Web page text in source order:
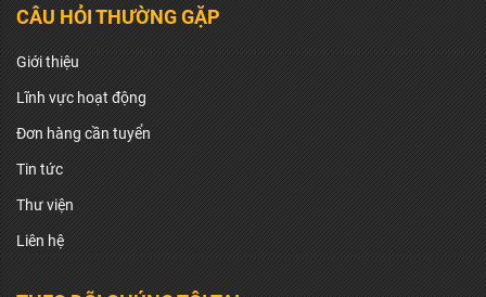
CÂU HỎI THƯỜNG GẶP
Giới thiệu
Lĩnh vực hoạt động
Đơn hàng cần tuyển
Tin tức
Thư viện
Liên hệ